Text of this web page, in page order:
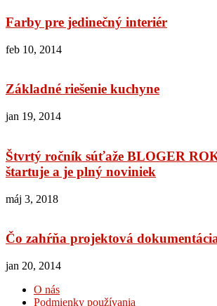
Farby pre jedinečný interiér
feb 10, 2014
Základné riešenie kuchyne
jan 19, 2014
Štvrtý ročník súťaže BLOGER
štartuje a je plný noviniek
máj 3, 2018
Čo zahŕňa projektová
jan 20, 2014
O nás
Podmienky používania